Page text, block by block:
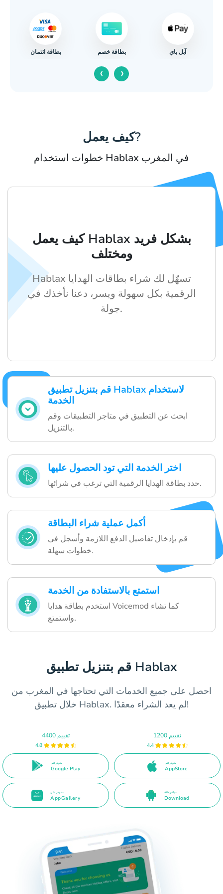
بطاقة ائتمان بطاقة خصم آبل باي
‹ ›
كيف يعمل?
خطوات استخدام Hablax في المغرب
قم بتنزيل تطبيق Hablax لاستخدام
الخدمة
ابحث عن التطبيق في متاجر التطبيقات وقم
بالتنزيل.
اختر الخدمة التي تود الحصول عليها
حدد بطاقة الهدايا الرقمية التي ترغب في شرائها.
أكمل عملية شراء البطاقة
قم بإدخال تفاصيل الدفع اللازمة وأسجل في
خطوات سهلة.
استمتع بالاستفادة من الخدمة
استخدم بطاقة هدايا Voicemod كما تشاء
واستمتع.
كيف يعمل Hablax بشكل فريد
ومختلف
Hablax تسهّل لك شراء بطاقات الهدايا
الرقمية بكل سهولة ويسر، دعنا نأخذك في
جولة.
قم بتنزيل تطبيق Hablax
احصل على جميع الخدمات التي تحتاجها في المغرب من
خلال تطبيق Hablax. لم يعد الشراء معقدًا!
4400 تقييم
4.8
متوفر على
Google Play
1200 تقييم
4.4
متوفر على
AppStore
متوفر على
AppGallery
APK مباشر
Download